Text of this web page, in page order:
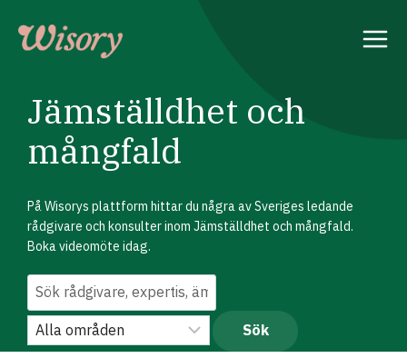
content
Jämställdhet och
mångfald
På Wisorys plattform hittar du några av Sveriges ledande
rådgivare och konsulter inom Jämställdhet och mångfald.
Boka videomöte idag.